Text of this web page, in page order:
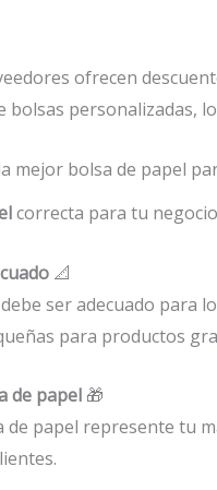
ofrecen
bolsas personalizadas,
mejor bolsa de papel
correcta para tu
📐
ser adecuado
para productos
de papel 🎁
de papel represente tu